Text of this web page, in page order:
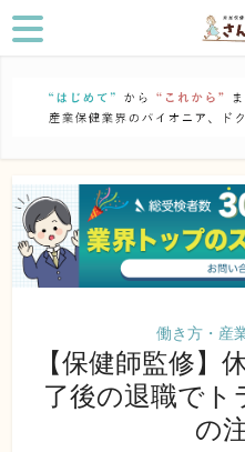
働き方・産
【保健師監修】
了後の退職で
の